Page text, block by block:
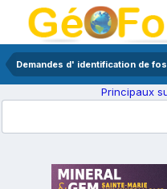
Demandes d' identification de
Principaux